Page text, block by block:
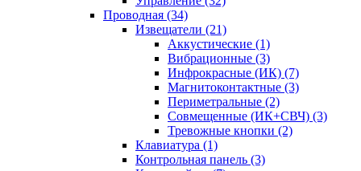
Проводная (34)
Извещатели (21)
Аккустические (1)
Вибрационные (3)
Инфрокрасные (ИК) (7)
Магнитоконтактные (3)
Периметральные (2)
Совмещенные (ИК+СВЧ) (3)
Тревожные кнопки (2)
Клавиатура (1)
Контрольная панель (3)